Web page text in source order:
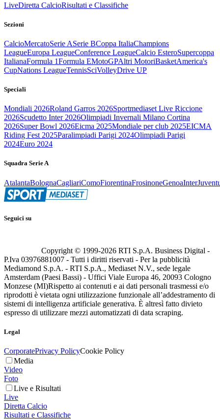
LiveDiretta CalcioRisultati e Classifiche
Sezioni
CalcioMercatoSerie ASerie BCoppa ItaliaChampions
LeagueEuropa LeagueConference LeagueCalcio EsteroSupercoppa
ItalianaFormula 1Formula EMotoGPAltri MotoriBasketAmerica's
CupNations LeagueTennisSciVolleyDrive UP
Speciali
Mondiali 2026Roland Garros 2026Sportmediaset Live Riccione
2026Scudetto Inter 2026Olimpiadi Invernali Milano Cortina
2026Super Bowl 2026Eicma 2025Mondiale per club 2025EICMA
Riding Fest 2025Paralimpiadi Parigi 2024Olimpiadi Parigi
2024Euro 2024
Squadra Serie A
AtalantaBolognaCagliariComoFiorentinaFrosinoneGenoaInter
Seguici su
Copyright © 1999-2026 RTI S.p.A. Business Digital -
P.Iva 03976881007 - Tutti i diritti riservati - Per la pubblicità
Mediamond S.p.A. - RTI S.p.A., Mediaset N.V., sede legale
Amsterdam (Paesi Bassi) - Uffici Viale Europa 46, 20093 Cologno
Monzese (MI)Rispetto ai contenuti e ai dati personali trasmessi e/o
riprodotti è vietata ogni utilizzazione funzionale all’addestramento di
sistemi di intelligenza artificiale generativa. È altresì fatto divieto
espresso di utilizzare mezzi automatizzati di data scraping.
Legal
CorporatePrivacy PolicyCookie Policy
Media
Video
Foto
Live e Risultati
Live
Diretta Calcio
Risultati e Classifiche